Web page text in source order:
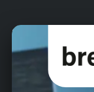
Kressenstein